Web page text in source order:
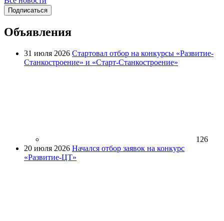
Подписаться
Объявления
31 июля 2026 Стартовал отбор на конкурсы «Развитие-
Станкостроение» и «Старт-Станкостроение»
126
20 июля 2026 Начался отбор заявок на конкурс
«Развитие-ЦТ»